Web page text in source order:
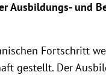
Ausbildungs- und
Fortschritt
gestellt. Der